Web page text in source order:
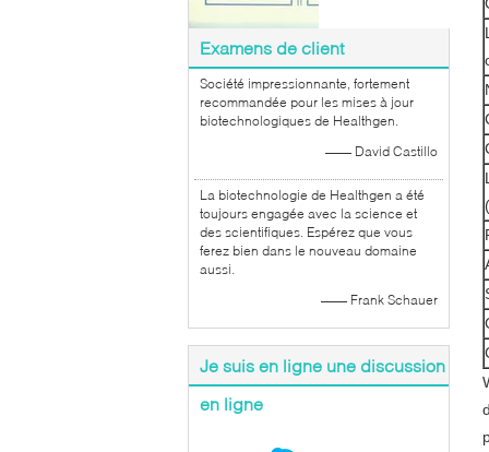
Examens de client
Société impressionnante, fortement
recommandée pour les mises à jour
biotechnologiques de Healthgen.
—— David Castillo
La biotechnologie de Healthgen a été
toujours engagée avec la science et
des scientifiques. Espérez que vous
ferez bien dans le nouveau domaine
aussi.
—— Frank Schauer
Je suis en ligne une discussion
en ligne